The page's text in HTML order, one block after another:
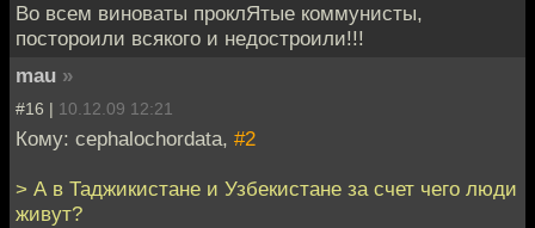
Во всем виноваты проклЯтые коммунисты,
постороили всякого и недостроили!!!
mau »
#16 | 10.12.09 12:21
Кому: cephalochordata, #2
> А в Таджикистане и Узбекистане за счет чего люди
живут?